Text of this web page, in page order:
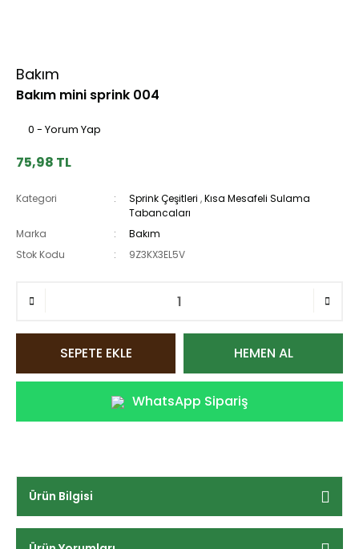
Bakım
Bakım mini sprink 004
0 - Yorum Yap
75,98 TL
Kategori Sprink Çeşitleri ,Kısa Mesafeli Sulama
Tabancaları
Marka
Bakım
Stok Kodu
9Z3KX3EL5V
SEPETE EKLE HEMEN AL
WhatsApp Sipariş
Ürün Bilgisi